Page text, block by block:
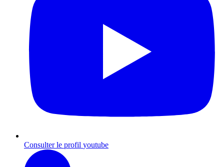
Consulter le profil youtube